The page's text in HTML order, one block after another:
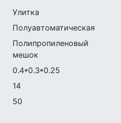
Улитка
Полуавтоматическая
Полипропиленовый
мешок
0.4*0.3*0.25
14
50